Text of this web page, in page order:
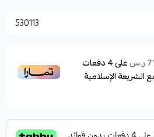
530113
على4دفعات
الشريعة الإسلامية